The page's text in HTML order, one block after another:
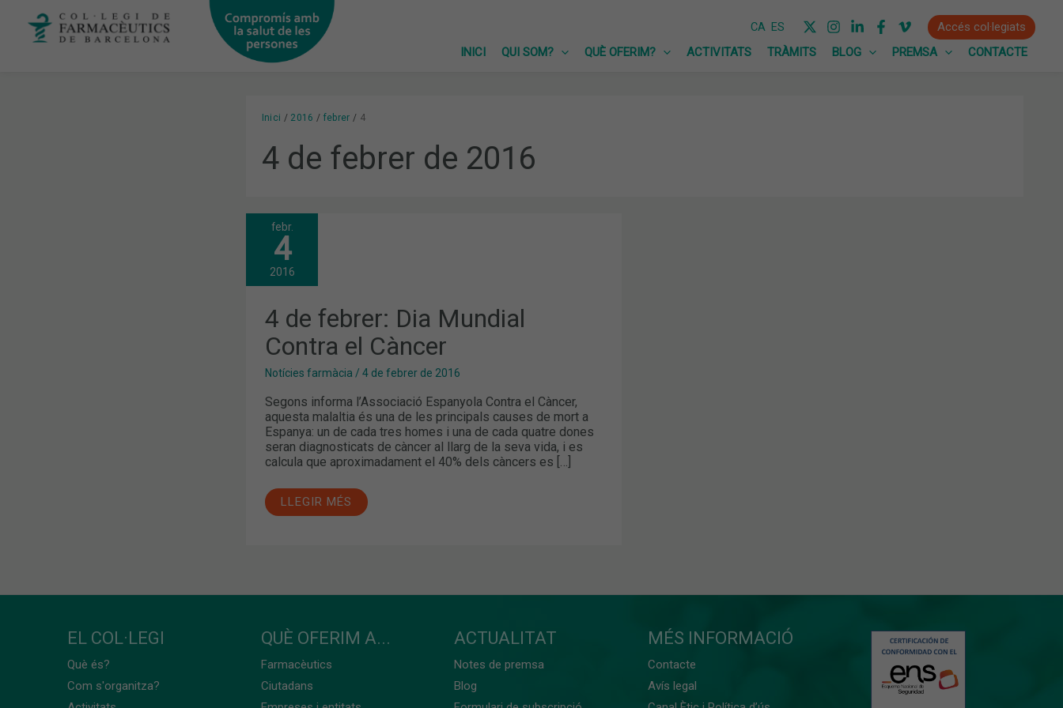
CA ES
Accés col·legiats
INICI
QUI SOM? QUÈ OFERIM? ACTIVITATS TRÀMITS BLOG PREMSA CONTACTE
Inici 2016 febrer 4
4 de febrer de 2016
febr.
4
2016
4 de febrer: Dia Mundial
Contra el Càncer
Notícies farmàcia / 4 de febrer de 2016
Segons informa l’Associació Espanyola Contra el Càncer,
aquesta malaltia és una de les principals causes de mort a
Espanya: un de cada tres homes i una de cada quatre dones
seran diagnosticats de càncer al llarg de la seva vida, i es
calcula que aproximadament el 40% dels càncers es […]
4
DE
FEBRER:
DIA
MUNDIAL
CÀNCER
LLEGIR MÉS
EL COL·LEGI
Què és?
Com s'organitza?
QUÈ OFERIM A...
Farmacèutics
Ciutadans
ACTUALITAT
Notes de premsa
Blog
MÉS INFORMACIÓ
Contacte
Avís legal